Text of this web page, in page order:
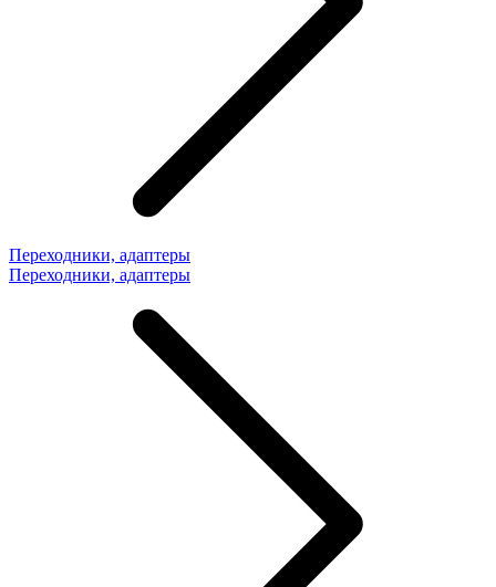
Переходники, адаптеры
Переходники, адаптеры